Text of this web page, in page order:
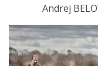
Andrej